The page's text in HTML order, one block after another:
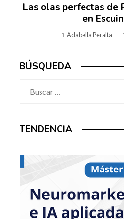
Las olas perfectas de
en
Adabella Peralta
BÚSQUEDA
TENDENCIA